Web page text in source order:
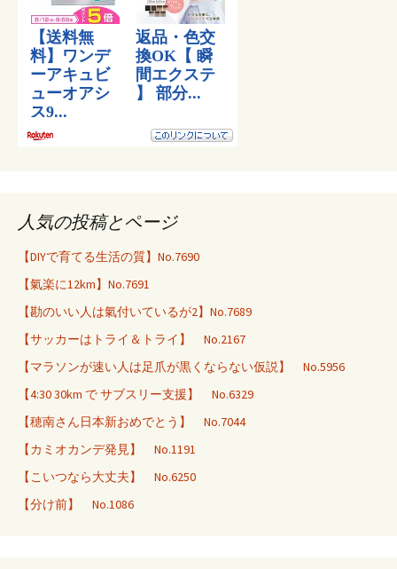
人気の投稿とページ
【DIYで育てる生活の質】No.7690
【氣楽に12km】No.7691
【勘のいい人は氣付いているが2】No.7689
【サッカーはトライ＆トライ】 No.2167
【マラソンが速い人は足爪が黒くならない仮説】 No.5956
【4:30 30km で サブスリー支援】 No.6329
【穂南さん日本新おめでとう】 No.7044
【カミオカンデ発見】 No.1191
【こいつなら大丈夫】 No.6250
【分け前】 No.1086